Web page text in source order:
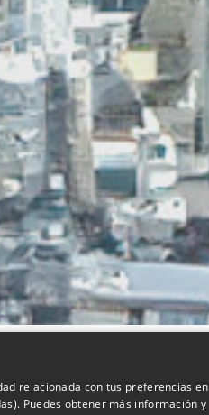
relacionada con tus preferencias en
Puedes obtener más información y